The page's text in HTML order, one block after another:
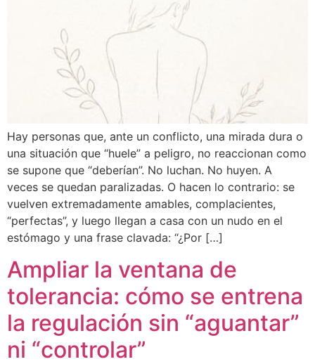
Hay personas que, ante un conflicto, una mirada dura o
una situación que “huele” a peligro, no reaccionan como
se supone que “deberían”. No luchan. No huyen. A
veces se quedan paralizadas. O hacen lo contrario: se
vuelven extremadamente amables, complacientes,
“perfectas”, y luego llegan a casa con un nudo en el
estómago y una frase clavada: “¿Por […]
Ampliar la ventana de
tolerancia: cómo se entrena
la regulación sin “aguantar”
ni “controlar”